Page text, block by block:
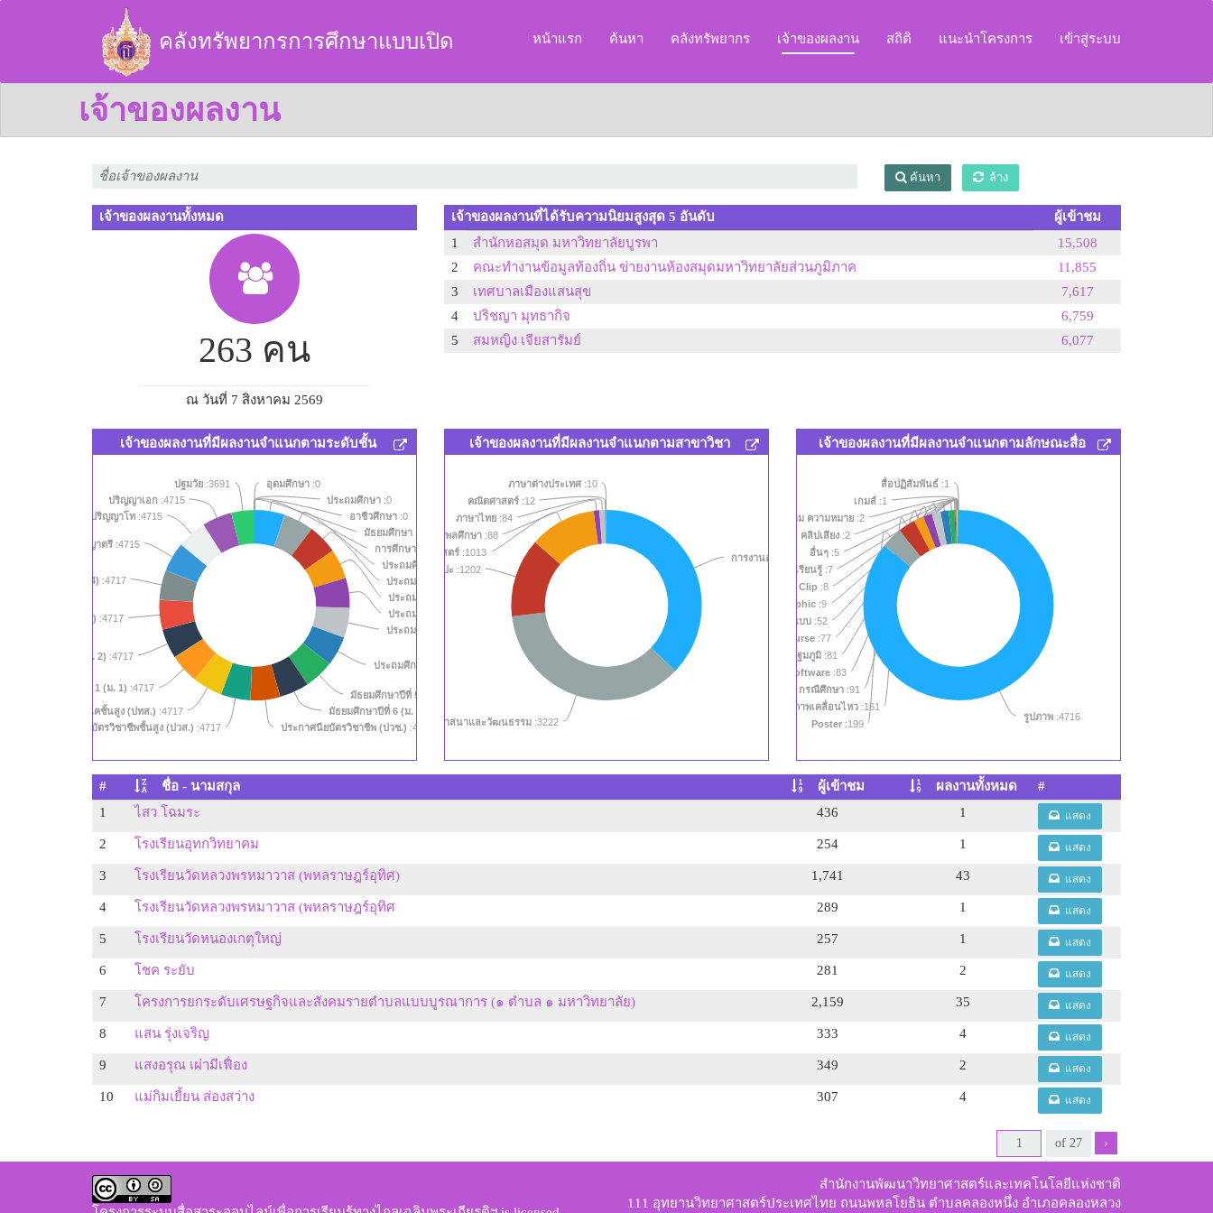
คลังทรัพยากรการศึกษาแบบเปิด หน้าแรก ค้นหา คลังทรัพยากร เจ้าของผลงาน สถิติ แนะนำโครงการ เข้าสู่ระบบ
เจ้าของผลงาน
ค้นหา ล้าง
เจ้าของผลงานทั้งหมด
263 คน
ณ วันที่ 7 สิงหาคม 2569
เจ้าของผลงานที่ได้รับความนิยมสูงสุด 5 อันดับ
ผู้เข้าชม
1
สำนักหอสมุด มหาวิทยาลัยบูรพา
15,508
2
คณะทำงานข้อมูลท้องถิ่น ข่ายงานห้องสมุดมหาวิทยาลัยส่วนภูมิภาค
11,855
3
เทศบาลเมืองแสนสุข
7,617
4
ปริชญา มุทธากิจ
6,759
5
สมหญิง เจียสารัมย์ 6,077
เจ้าของผลงานที่มีผลงานจำแนกตามระดับชั้น
การศึกษาตามอัธยาศัย:4806
ประถมศึกษาปีที่ 5 (ป. 5)
ประถมศึกษาปีที่ 6 (ป. 6) :4766
ประถมศึกษาปีที่ 4 (ป. 4) :4765
ประถมศึกษาปีที่ 1 (ป. 1) :4728
ประถมศึกษาปีที่ 2 (ป. 2) :4728
ประถมศึกษาปีที่ 3 (ป. 3)
มัธยมศึกษาปีที่ 5 (ม. 5)
มัธยมศึกษาปีที่ 6 (ม. 6)
ประกาศนียบัตรวิชาชีพ (ปวช.) :4717
ประกาศนียบัตรวิชาชีพชั้นสูง (ปวส.) :4717
ะกาศนียบัตรครูเทคนิคชั้นสูง (ปทส.) :4717
มัธยมศึกษาปีที่ 1 (ม. 1) :4717
มัธยมศึกษาปีที่ 2 (ม. 2) :4717
มัธยมศึกษาปีที่ 3 (ม. 3) :4717
มัธยมศึกษาปีที่ 4 (ม. 4) :4717
ปริญญาตรี :4715
ปริญญาโท :4715
ปริญญาเอก :4715
ปฐมวัย :3691 อุดมศึกษา :0
ประถมศึกษา :0
อาชีวศึกษา :0
มัธยมศึกษา
เจ้าของผลงานที่มีผลงานจำแนกตามสาขาวิชา
การงานอาชีพและเทคโนโลยี:3332
สังคมศึกษา ศาสนาและวัฒนธรรม :3222
ศิลปะ :1202
วิทยาศาสตร์ :1013
สุขศึกษาและพลศึกษา :88
ภาษาไทย :84
คณิตศาสตร์ :12
ภาษาต่างประเทศ :10
เจ้าของผลงานที่มีผลงานจำแนกตามลักษณะสื่อ
รูปภาพ :4716
Poster :199
ภาพเคลื่อนไหว :161
กรณีศึกษา :91
Software :83
ข้อมูลปฐมภูมิ :81
Full Course :77
รูปภาพและการออกแบบ :52
Infographic :9
VDO Clip :8
คลิปการเรียนรู้ :7
อื่นๆ :5
คลิปเสียง :2
คำศัพท์ คำนิยาม ความหมาย :2
เกมส์ :1
สื่อปฏิสัมพันธ์ :1
# ชื่อ - นามสกุล ผู้เข้าชม ผลงานทั้งหมด
#
1
ไสว โฉมระ 436 1 แสดง
2 โรงเรียนอุทกวิทยาคม 254 1 แสดง
3 โรงเรียนวัดหลวงพรหมาวาส (พหลราษฎร์อุทิศ) 1,741 43 แสดง
4 โรงเรียนวัดหลวงพรหมาวาส (พหลราษฎร์อุทิศ 289 1 แสดง
5 โรงเรียนวัดหนองเกตุใหญ่ 257 1 แสดง
6 โชค ระยับ 281 2 แสดง
7 โครงการยกระดับเศรษฐกิจและสังคมรายตำบลแบบบูรณาการ (๑ ตำบล ๑ มหาวิทยาลัย) 2,159 35 แสดง
8 แสน รุ่งเจริญ 333 4 แสดง
9 แสงอรุณ เผ่ามีเฟื่อง 349 2 แสดง
10 แม่กิมเยี้ยน ส่องสว่าง 307 4 แสดง
›
สำนักงานพัฒนาวิทยาศาสตร์และเทคโนโลยีแห่งชาติ
111 อุทยานวิทยาศาสตร์ประเทศไทย ถนนพหลโยธิน ตำบลคลองหนึ่ง อำเภอคลองหลวง